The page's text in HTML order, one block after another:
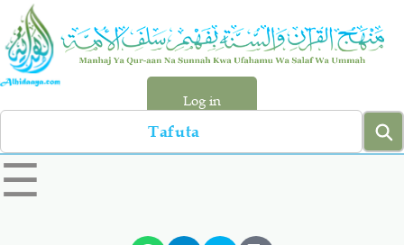
Skip
main
content
Log in
Search
left
sidebar
☰
Hadiyth